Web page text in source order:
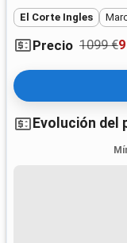
El Corte Ingles
Precio 1099 €
Evolución del